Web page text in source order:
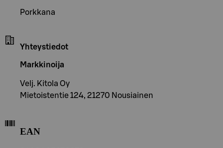
Porkkana
Yhteystiedot
Markkinoija
Velj. Kitola Oy
Mietoistentie 124, 21270 Nousiainen
EAN